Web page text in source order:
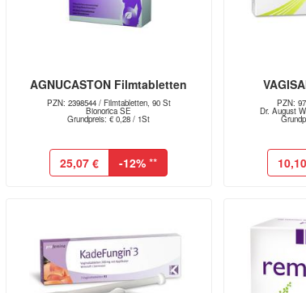
AGNUCASTON Filmtabletten
PZN: 2398544 / Filmtabletten, 90 St
Bionorica SE
Grundpreis: € 0,28 / 1St
25,07 € -12% **
PZN:
Dr. August